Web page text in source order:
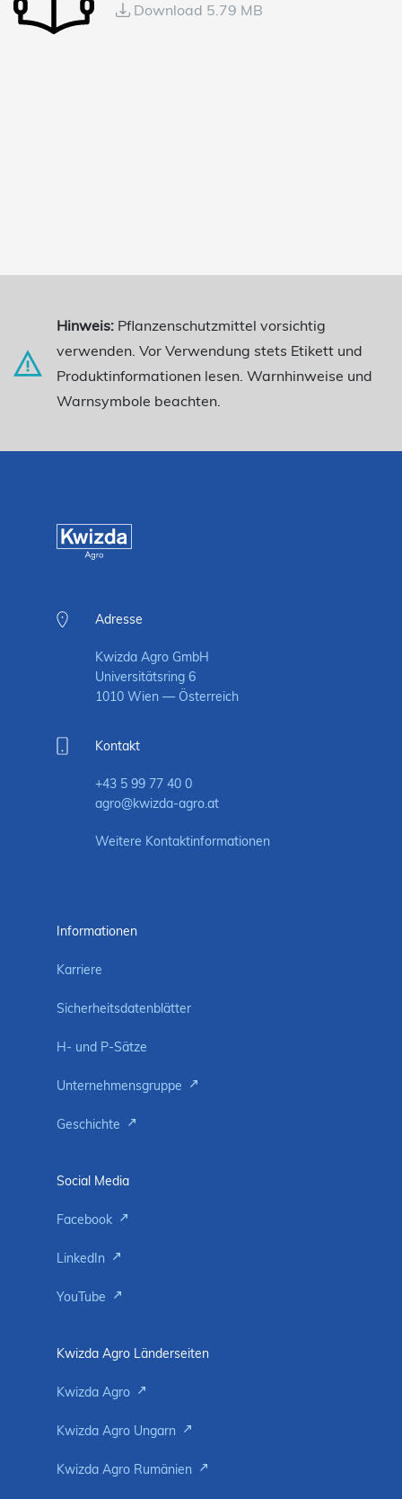
Download 5.79 MB
Hinweis: Pflanzenschutzmittel vorsichtig
verwenden. Vor Verwendung stets Etikett und
Produktinformationen lesen. Warnhinweise und
Warnsymbole beachten.
Adresse
Kwizda Agro GmbH
Universitätsring 6
1010 Wien — Österreich
Kontakt
+43 5 99 77 40 0
agro@kwizda-agro.at
Weitere Kontaktinformationen
Informationen
Karriere
Sicherheitsdatenblätter
H- und P-Sätze
Unternehmensgruppe
Geschichte
Social Media
Facebook
LinkedIn
YouTube
Kwizda Agro Länderseiten
Kwizda Agro
Kwizda Agro Ungarn
Kwizda Agro Rumänien